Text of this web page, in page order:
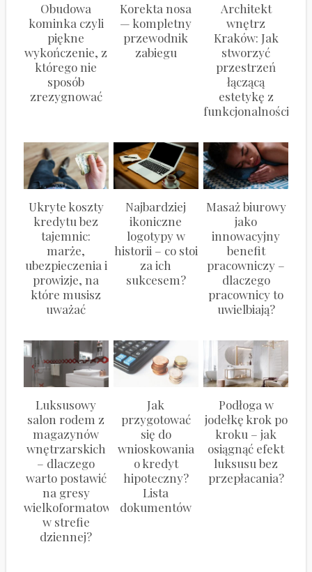
Obudowa
kominka czyli
piękne
wykończenie, z
którego nie
sposób
zrezygnować
Korekta nosa
— kompletny
przewodnik
zabiegu
Architekt
wnętrz
Kraków: Jak
stworzyć
przestrzeń
łączącą
estetykę z
funkcjonalnością?
Ukryte koszty
kredytu bez
tajemnic:
marże,
ubezpieczenia i
prowizje, na
które musisz
uważać
Najbardziej
ikoniczne
logotypy w
historii – co stoi
za ich
sukcesem?
Masaż biurowy
jako
innowacyjny
benefit
pracowniczy –
dlaczego
pracownicy to
uwielbiają?
Luksusowy
salon rodem z
magazynów
wnętrzarskich
– dlaczego
warto postawić
na gresy
wielkoformatowe
w strefie
dziennej?
Jak
przygotować
się do
wnioskowania
o kredyt
hipoteczny?
Lista
dokumentów
Podłoga w
jodełkę krok po
kroku – jak
osiągnąć efekt
luksusu bez
przepłacania?